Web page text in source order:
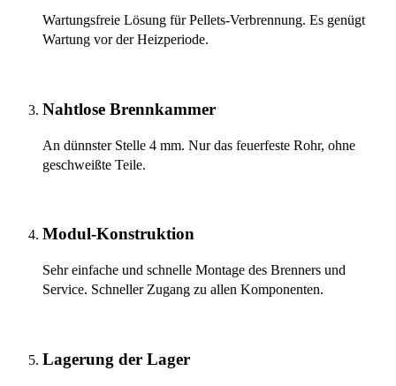
Wartungsfreie Lösung für Pellets-Verbrennung. Es genügt
Wartung vor der Heizperiode.
Nahtlose Brennkammer
An dünnster Stelle 4 mm. Nur das feuerfeste Rohr, ohne
geschweißte Teile.
Modul-Konstruktion
Sehr einfache und schnelle Montage des Brenners und
Service. Schneller Zugang zu allen Komponenten.
Lagerung der Lager